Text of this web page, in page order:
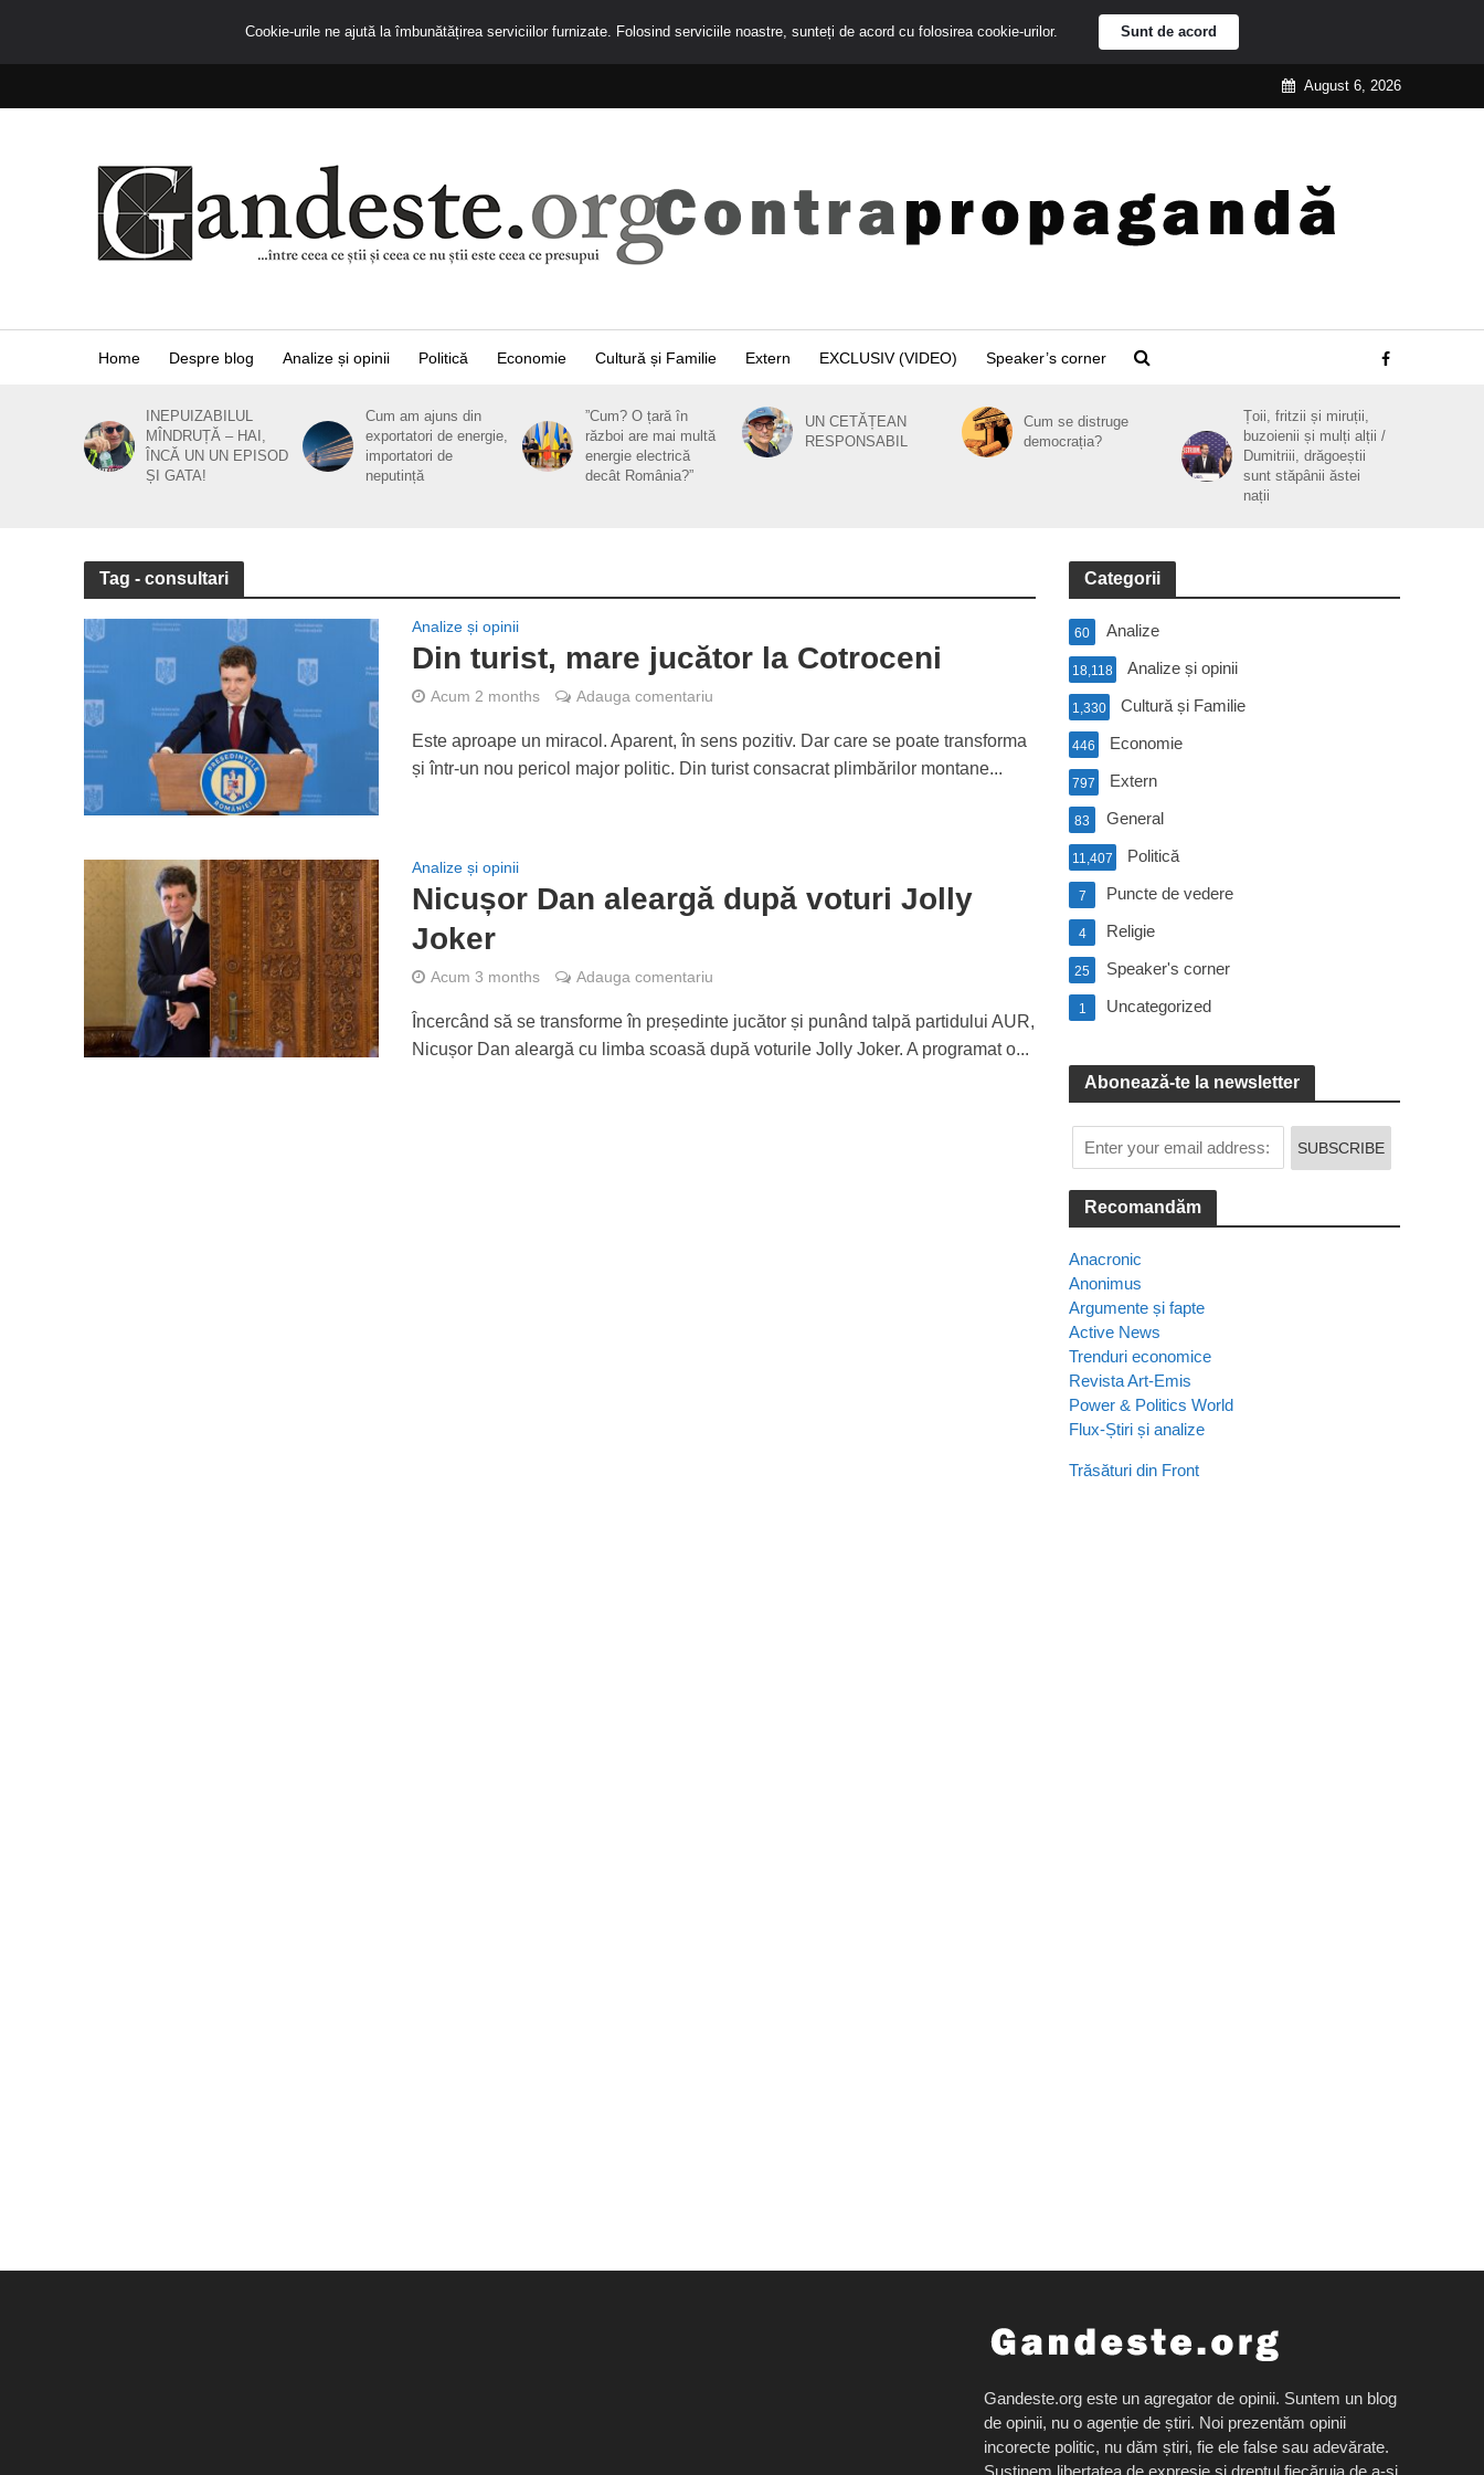
August 6, 2026
Home Despre blog Analize și opinii Politică Economie Cultură și Familie Extern EXCLUSIV (VIDEO) Speaker’s corner
INEPUIZABILUL
MÎNDRUȚĂ – HAI,
ÎNCĂ UN UN EPISOD
ȘI GATA!
Cum am ajuns din
exportatori de energie,
importatori de
neputință
”Cum? O țară în
război are mai multă
energie electrică
decât România?”
UN CETĂȚEAN
RESPONSABIL
Cum se distruge
democrația?
Țoii, fritzii și miruții,
buzoienii și mulți alții /
Dumitriii, drăgoeștii
sunt stăpânii ăstei
nații
Tag - consultari
Analize și opinii
Din turist, mare jucător la Cotroceni
Acum 2 months Adauga comentariu
Este aproape un miracol. Aparent, în sens pozitiv. Dar care se poate transforma
și într-un nou pericol major politic. Din turist consacrat plimbărilor montane...
Analize și opinii
Nicușor Dan aleargă după voturi Jolly
Joker
Acum 3 months Adauga comentariu
Încercând să se transforme în președinte jucător și punând talpă partidului AUR,
Nicușor Dan aleargă cu limba scoasă după voturile Jolly Joker. A programat o...
Categorii
Analize
60
Analize și opinii
18,118
Cultură și Familie
1,330
Economie
446
Extern
797
General
83
Politică
11,407
Puncte de vedere
7
Religie
4
Speaker's corner
25
Uncategorized
1
Abonează-te la newsletter
Recomandăm
Anacronic
Anonimus
Argumente și fapte
Active News
Trenduri economice
Revista Art-Emis
Power & Politics World
Flux-Știri și analize
Trăsături din Front
Cookie-urile ne ajută la îmbunătățirea serviciilor furnizate. Folosind serviciile noastre, sunteți de acord cu folosirea cookie-urilor. Sunt de acord
Gandeste.org este un agregator de opinii. Suntem un blog
de opinii, nu o agenție de știri. Noi prezentăm opinii
incorecte politic, nu dăm știri, fie ele false sau adevărate.
Susținem libertatea de expresie și dreptul fiecăruia de a-și